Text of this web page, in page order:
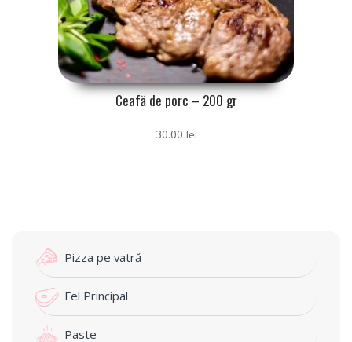
Ceafă de porc – 200 gr
30.00 lei
Pizza pe vatră
Fel Principal
Paste